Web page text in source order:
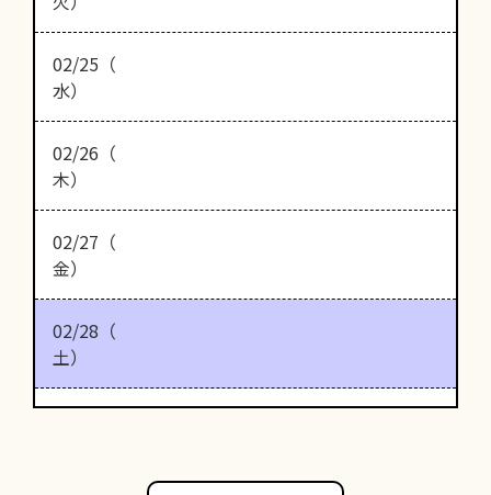
02/25（
水）
02/26（
木）
02/27（
金）
02/28（
土）